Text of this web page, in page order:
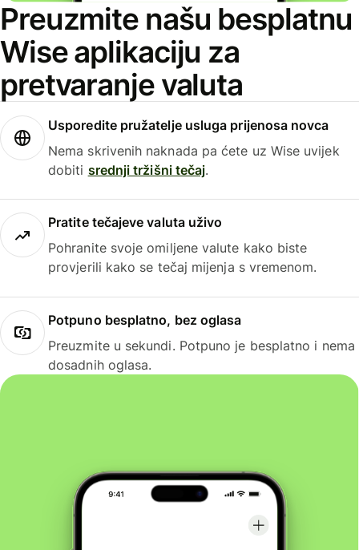
Preuzmite našu besplatnu
Wise aplikaciju za
pretvaranje valuta
Usporedite pružatelje usluga prijenosa novca
Nema skrivenih naknada pa ćete uz Wise uvijek
dobiti srednji tržišni tečaj.
Pratite tečajeve valuta uživo
Pohranite svoje omiljene valute kako biste
provjerili kako se tečaj mijenja s vremenom.
Potpuno besplatno, bez oglasa
Preuzmite u sekundi. Potpuno je besplatno i nema
dosadnih oglasa.